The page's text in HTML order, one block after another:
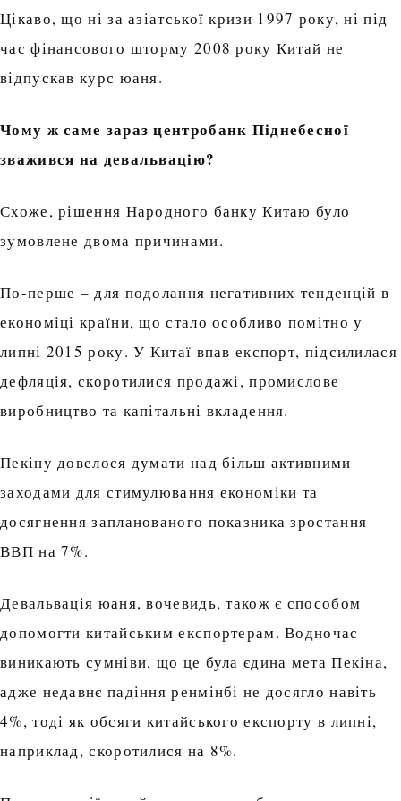
Цікаво, що ні за азіатської кризи 1997 року, ні під
час фінансового шторму 2008 року Китай не
відпускав курс юаня.
Чому ж саме зараз центробанк Піднебесної
зважився на девальвацію?
Схоже, рішення Народного банку Китаю було
зумовлене двома причинами.
По-перше – для подолання негативних тенденцій в
економіці країни, що стало особливо помітно у
липні 2015 року. У Китаї впав експорт, підсилилася
дефляція, скоротилися продажі, промислове
виробництво та капітальні вкладення.
Пекіну довелося думати над більш активними
заходами для стимулювання економіки та
досягнення запланованого показника зростання
ВВП на 7%.
Девальвація юаня, вочевидь, також є способом
допомогти китайським експортерам. Водночас
виникають сумніви, що це була єдина мета Пекіна,
адже недавнє падіння ренмінбі не досягло навіть
4%, тоді як обсяги китайського експорту в липні,
наприклад, скоротилися на 8%.